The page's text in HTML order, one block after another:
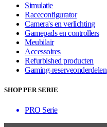
Simulatie
Raceconfigurator
Camera's en verlichting
Gamepads en controllers
Meubilair
Accessoires
Refurbished producten
Gaming-reserveonderdelen
SHOP PER SERIE
PRO Serie